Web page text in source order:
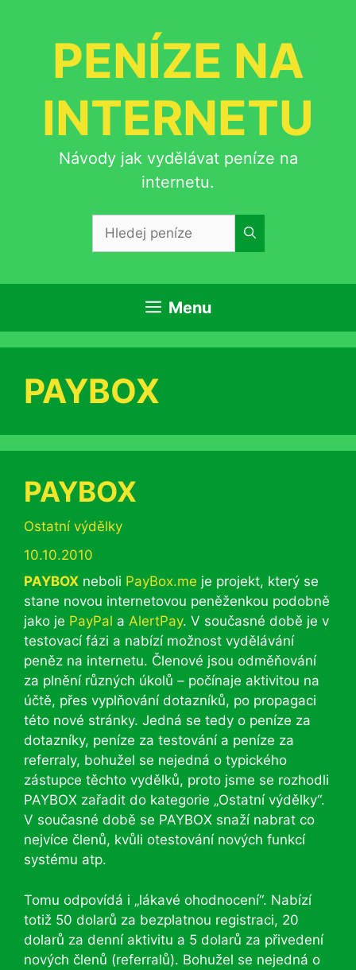
PENÍZE NA
INTERNETU
Návody jak vydělávat peníze na
internetu.
Menu
PAYBOX
PAYBOX
Rubriky
Ostatní výdělky
10.10.2010
PAYBOX neboli PayBox.me je projekt, který se
stane novou internetovou peněženkou podobně
jako je PayPal a AlertPay. V současné době je v
testovací fázi a nabízí možnost vydělávání
peněz na internetu. Členové jsou odměňování
za plnění různých úkolů – počínaje aktivitou na
účtě, přes vyplňování dotazníků, po propagaci
této nové stránky. Jedná se tedy o peníze za
dotazníky, peníze za testování a peníze za
referraly, bohužel se nejedná o typického
zástupce těchto vydělků, proto jsme se rozhodli
PAYBOX zařadit do kategorie „Ostatní výdělky“.
V současné době se PAYBOX snaží nabrat co
nejvíce členů, kvůli otestování nových funkcí
systému atp.
Tomu odpovídá i „lákavé ohodnocení“. Nabízí
totiž 50 dolarů za bezplatnou registraci, 20
dolarů za denní aktivitu a 5 dolarů za přivedení
nových členů (referralů). Bohužel se nejedná o